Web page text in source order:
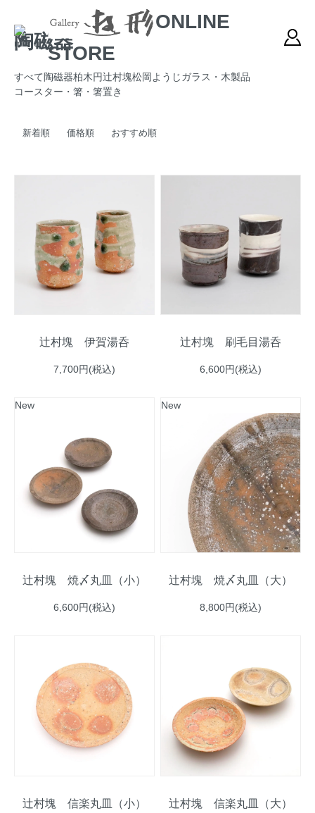
ONLINE
STORE
陶磁器
すべて 陶磁器柏木円辻村塊松岡ようじガラス・木製品
コースター・箸・箸置き
新着順 価格順 おすすめ順
辻村塊 伊賀湯呑
7,700円(税込)
辻村塊 刷毛目湯呑
6,600円(税込)
New
辻村塊 焼〆丸皿（小）
6,600円(税込)
New
辻村塊 焼〆丸皿（大）
8,800円(税込)
辻村塊 信楽丸皿（小） 辻村塊 信楽丸皿（大）